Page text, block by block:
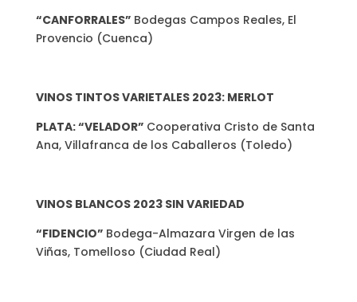
“CANFORRALES” Bodegas Campos Reales, El
Provencio (Cuenca)
VINOS TINTOS VARIETALES 2023: MERLOT
PLATA: “VELADOR” Cooperativa Cristo de Santa
Ana, Villafranca de los Caballeros (Toledo)
VINOS BLANCOS 2023 SIN VARIEDAD
“FIDENCIO” Bodega-Almazara Virgen de las
Viñas, Tomelloso (Ciudad Real)